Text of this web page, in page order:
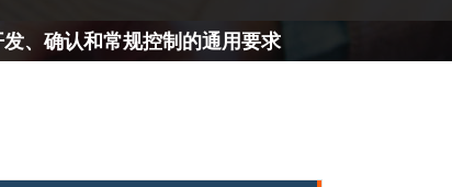
、确认和常规控制的通用要求